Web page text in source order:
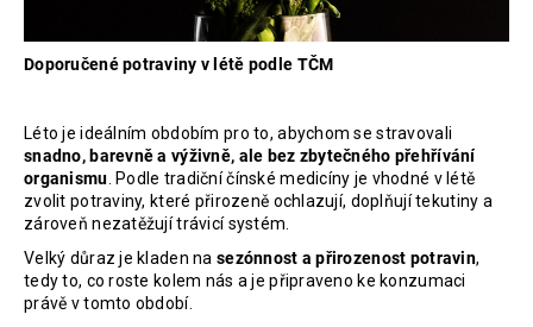
Doporučené potraviny v létě podle TČM
Léto je ideálním obdobím pro to, abychom se stravovali
snadno, barevně a výživně, ale bez zbytečného přehřívání
organismu . Podle tradiční čínské medicíny je vhodné v létě
zvolit potraviny, které přirozeně ochlazují, doplňují tekutiny a
zároveň nezatěžují trávicí systém.
Velký důraz je kladen na sezónnost a přirozenost potravin,
tedy to, co roste kolem nás a je připraveno ke konzumaci
právě v tomto období.